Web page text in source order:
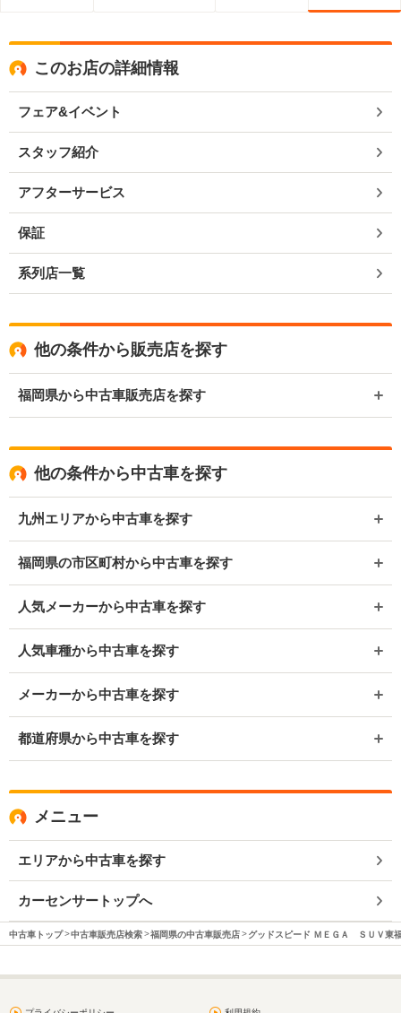
このお店の詳細情報
フェア&イベント
スタッフ紹介
アフターサービス
保証
系列店一覧
他の条件から販売店を探す
福岡県から中古車販売店を探す
他の条件から中古車を探す
九州エリアから中古車を探す
福岡県の市区町村から中古車を探す
人気メーカーから中古車を探す
人気車種から中古車を探す
メーカーから中古車を探す
都道府県から中古車を探す
メニュー
エリアから中古車を探す
カーセンサートップへ
中古車トップ 中古車販売店検索 福岡県の中古車販売店 グッドスピード ＭＥＧＡ ＳＵＶ東